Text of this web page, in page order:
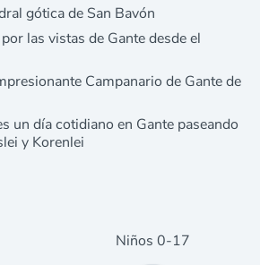
gótica de San Bavón
las vistas de Gante desde el
Campanario de Gante de
un día cotidiano en Gante paseando
y Korenlei
Niños 0-17